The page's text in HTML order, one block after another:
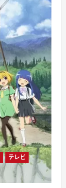
テレビ